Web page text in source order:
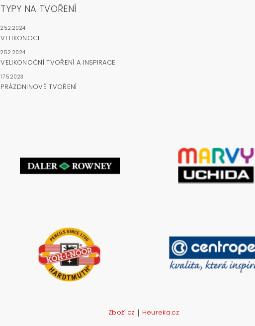
TYPY NA TVOŘENÍ
25.2.2024
VELIKONOCE
25.2.2024
VELIKONOČNÍ TVOŘENÍ A INSPIRACE
17.5.2023
PRÁZDNINOVÉ TVOŘENÍ
Zboží.cz | Heureka.cz